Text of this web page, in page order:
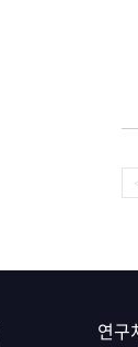
연구